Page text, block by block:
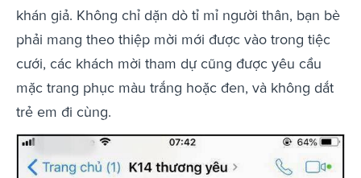
khán giả. Không chỉ dặn dò tỉ mỉ người thân, bạn bè
phải mang theo thiệp mời mới được vào trong tiệc
cưới, các khách mời tham dự cũng được yêu cầu
mặc trang phục màu trắng hoặc đen, và không dắt
trẻ em đi cùng.